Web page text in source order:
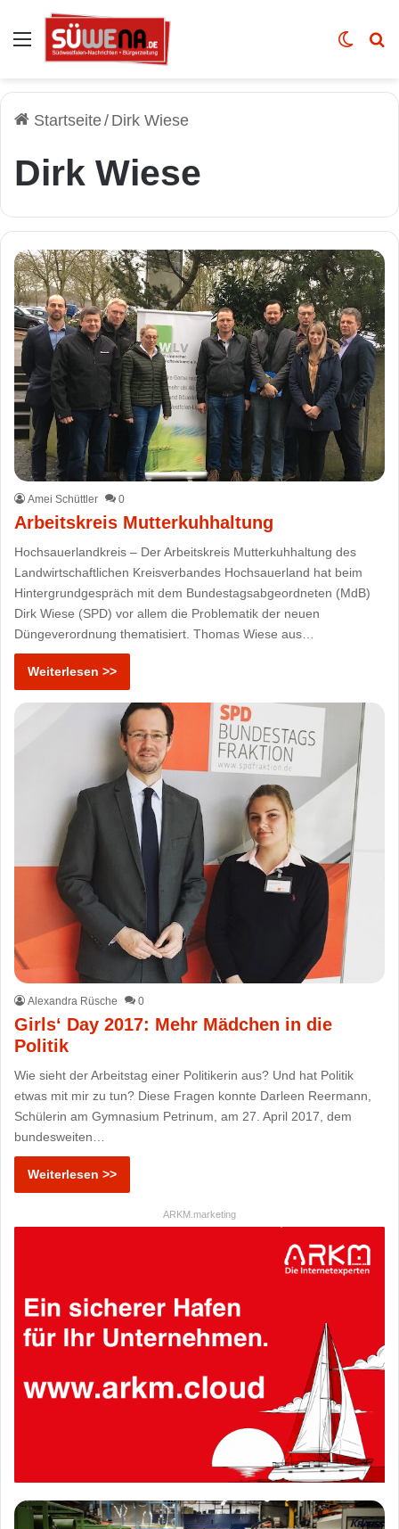
Auswahl Skin
Startseite/ Dirk Wiese
Dirk Wiese
Amei Schüttler 0
Arbeitskreis Mutterkuhhaltung
Hochsauerlandkreis – Der Arbeitskreis Mutterkuhhaltung des
Landwirtschaftlichen Kreisverbandes Hochsauerland hat beim
Hintergrundgespräch mit dem Bundestagsabgeordneten (MdB)
Dirk Wiese (SPD) vor allem die Problematik der neuen
Düngeverordnung thematisiert. Thomas Wiese aus…
Weiterlesen >>
Alexandra Rüsche 0
Girls‘ Day 2017: Mehr Mädchen in die
Politik
Wie sieht der Arbeitstag einer Politikerin aus? Und hat Politik
etwas mit mir zu tun? Diese Fragen konnte Darleen Reermann,
Schülerin am Gymnasium Petrinum, am 27. April 2017, dem
bundesweiten…
Weiterlesen >>
ARKM.marketing